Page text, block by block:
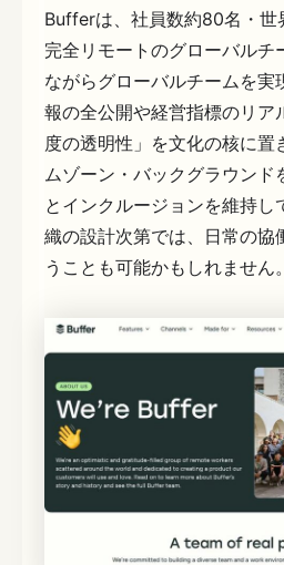
Bufferは、社員数約80名・世
完全リモートのグローバルチ
ながらグローバルチームを実
報の全公開や経営指標のリア
度の透明性」を文化の核に置
ムゾーン・バックグラウン
とインクルージョンを維持し
織の設計次第では、日常の協
うことも可能かもしれません。